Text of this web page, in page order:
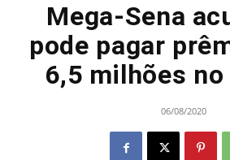
Mega-Sena
pode pagar
6,5 milhões no
06/08/2020